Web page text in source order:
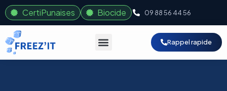
CertiPunaises Biocide 09 88 56 44 56
Rappel rapide